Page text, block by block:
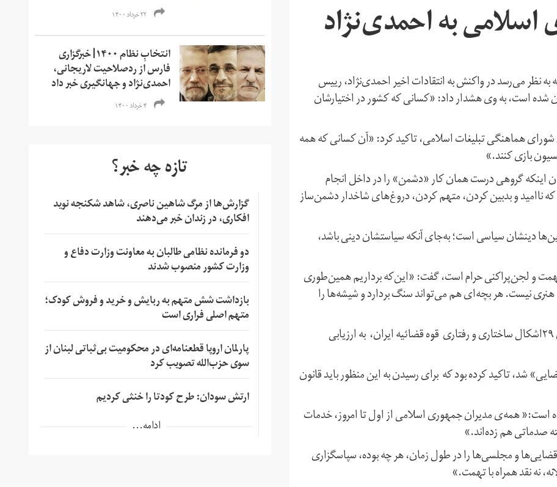
به احمدی‌نژاد
نظر می‌رسد در واکنش به انتقادات اخیر احمدی‌نژاد، رییس
شده است، به وی هشدار داد: «کسانی که کشور در اختیارشان
ماه در دیدار اعضای شورای هماهنگی تبلیغات اسلامی، تاکید کرد: «آن کسانی که همه
بازی کنند.»
اینکه گروهی درست همان کار «دشمن» را در داخل انجام
ناامید و بدبین کردن، متهم کردن، دروغ‌های شاخدار دشمن‌ساز
دینشان سیاسی است؛ به‌جای آنکه سیاستشان دینی باشد،
و لجن‌پراکنی حرام است، گفت: «این‌که برداریم همین‌طوری
نیست. هر بچه‌ای هم می‌تواند سنگ بردارد و شیشه‌ها را
رئیس‌جمهور پیشین ایران، روز دوشنبه ۴دی با مطرح کردن ۲۹اشکال ساختاری و رفتاری قوه قضائیه ایران، به ارزیابی
شد، تاکید کرده بود که برای رسیدن به این منظور باید قانون
است:« همه‌ی مدیران جمهوری اسلامی از اول تا امروز، خدمات
صدماتی هم زده‌اند.»
و مجلسی‌ها را در طول زمان، هر چه بوده، سپاسگزاری
نه نقد همراه با تهمت.»
۲۲ خرداد ۱۴۰۰
انتخابِ نظام ۱۴۰۰| خبرگزاری
فارس از ردصلاحیت لاریجانی،
احمدی‌نژاد و جهانگیری خبر داد
۴ خرداد ۱۴۰۰
تازه چه خبر؟
گزارش‌ها از مرگ شاهین ناصری، شاهد شکنجه نوید
افکاری، در زندان خبر می‌دهند
دو فرمانده نظامی طالبان به معاونت وزارت دفاع و
وزارت کشور منصوب شدند
بازداشت شش متهم به ربایش و خرید و فروش کودک؛
متهم اصلی فراری است
پارلمان اروپا قطعنامه‌ای در محکومیت بی‌ثباتی لبنان از
سوی حزب‌الله تصویب کرد
ارتش سودان: طرح کودتا را خنثی کردیم
ادامه...